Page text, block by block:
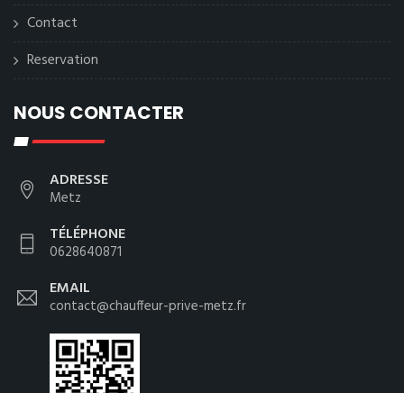
Contact
Reservation
NOUS CONTACTER
ADRESSE
Metz
TÉLÉPHONE
0628640871
EMAIL
contact@chauffeur-prive-metz.fr